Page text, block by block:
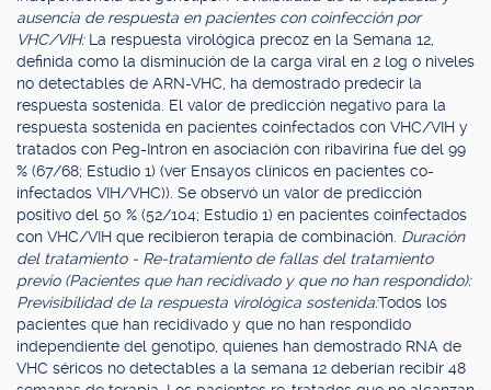
ausencia de respuesta en pacientes con coinfección por
VHC/VIH: La respuesta virológica precoz en la Semana 12,
definida como la disminución de la carga viral en 2 log o niveles
no detectables de ARN-VHC, ha demostrado predecir la
respuesta sostenida. El valor de predicción negativo para la
respuesta sostenida en pacientes coinfectados con VHC/VIH y
tratados con Peg-Intron en asociación con ribavirina fue del 99
% (67/68; Estudio 1) (ver Ensayos clínicos en pacientes co-
infectados VIH/VHC)). Se observó un valor de predicción
positivo del 50 % (52/104; Estudio 1) en pacientes coinfectados
con VHC/VIH que recibieron terapia de combinación. Duración
del tratamiento - Re-tratamiento de fallas del tratamiento
previo (Pacientes que han recidivado y que no han respondido):
Previsibilidad de la respuesta virológica sostenida:Todos los
pacientes que han recidivado y que no han respondido
independiente del genotipo, quienes han demostrado RNA de
VHC séricos no detectables a la semana 12 deberían recibir 48